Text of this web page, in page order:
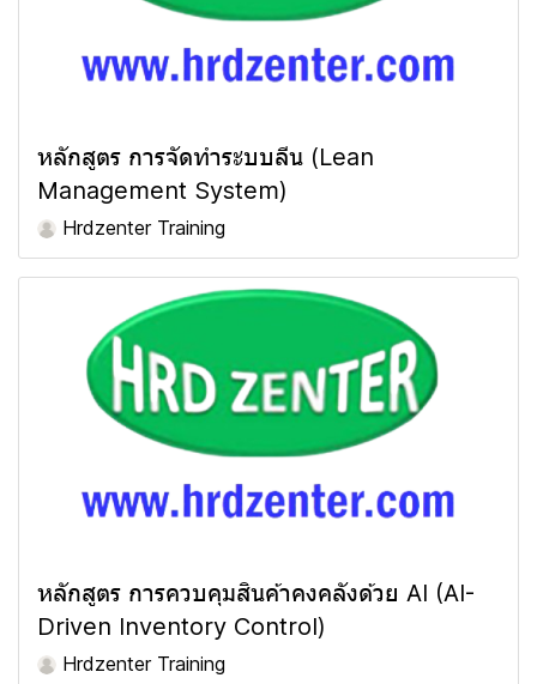
หลักสูตร การจัดทำระบบลีน (Lean
Management System)
Hrdzenter Training
หลักสูตร การควบคุมสินค้าคงคลังด้วย AI (AI-
Driven Inventory Control)
Hrdzenter Training